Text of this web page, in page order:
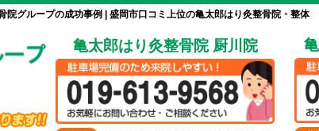
グループの成功事例 | 盛岡市口コミ上位の亀太郎はり灸整骨院・整体
亀太郎はり灸整骨院 厨川院